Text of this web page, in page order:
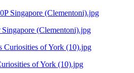
(Clementoni).jpg
of York (10).jpg